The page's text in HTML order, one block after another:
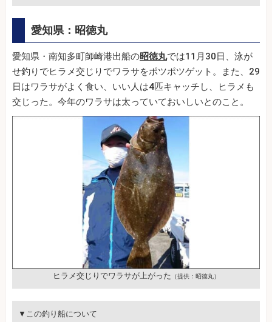
愛知県：昭徳丸
愛知県・南知多町師崎港出船の昭徳丸では11月30日、泳が
せ釣りでヒラメ交じりでワラサをポツポツゲット。また、29
日はワラサがよく食い、いい人は4匹キャッチし、ヒラメも
交じった。今年のワラサは太っていておいしいとのこと。
ヒラメ交じりでワラサが上がった （提供：昭徳丸）
▼この釣り船について